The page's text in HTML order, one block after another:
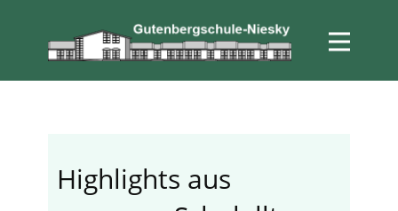
Highlights aus